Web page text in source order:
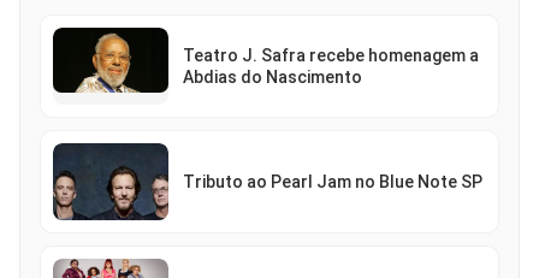
Teatro J. Safra recebe homenagem a
Abdias do Nascimento
Tributo ao Pearl Jam no Blue Note SP